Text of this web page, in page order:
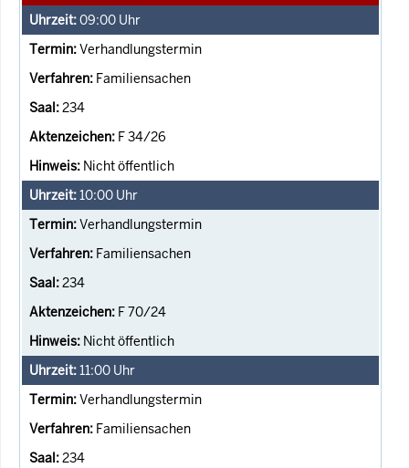
09:00 Uhr
Verhandlungstermin
Familiensachen
234
F 34/26
Nicht öffentlich
10:00 Uhr
Verhandlungstermin
Familiensachen
234
F 70/24
Nicht öffentlich
11:00 Uhr
Verhandlungstermin
Familiensachen
234